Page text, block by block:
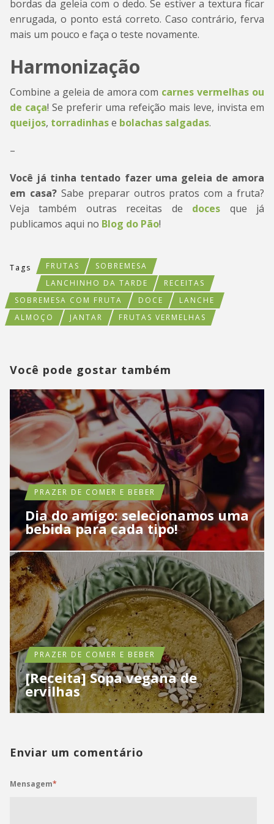
bordas da geleia com o dedo. Se estiver a textura ficar
enrugada, o ponto está correto. Caso contrário, ferva
mais um pouco e faça o teste novamente.
Harmonização
Combine a geleia de amora com carnes vermelhas ou
de caça! Se preferir uma refeição mais leve, invista em
queijos, torradinhase bolachas salgadas.
–
Você já tinha tentado fazer uma geleia de amora
em casa?Sabe preparar outros pratos com a fruta?
Veja também outras receitas de doces que já
publicamos aqui no Blog do Pão!
Tags FRUTAS
SOBREMESA
LANCHINHO DA TARDE
RECEITAS
SOBREMESA COM FRUTA
DOCE
LANCHE
ALMOÇO
JANTAR FRUTAS VERMELHAS
Você pode gostar também
PRAZER DE COMER E BEBER
Dia do amigo: selecionamos uma
bebida para cada tipo!
PRAZER DE COMER E BEBER
[Receita] Sopa vegana de
ervilhas
Enviar um comentário
Mensagem*